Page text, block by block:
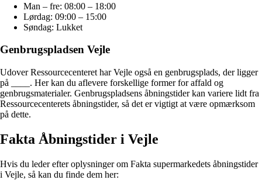
Man – fre: 08:00 – 18:00
Lørdag: 09:00 – 15:00
Søndag: Lukket
Genbrugspladsen Vejle
Udover Ressourcecenteret har Vejle også en genbrugsplads, der ligger
på ____. Her kan du aflevere forskellige former for affald og
genbrugsmaterialer. Genbrugspladsens åbningstider kan variere lidt fra
Ressourcecenterets åbningstider, så det er vigtigt at være opmærksom
på dette.
Fakta Åbningstider i Vejle
Hvis du leder efter oplysninger om Fakta supermarkedets åbningstider
i Vejle, så kan du finde dem her: